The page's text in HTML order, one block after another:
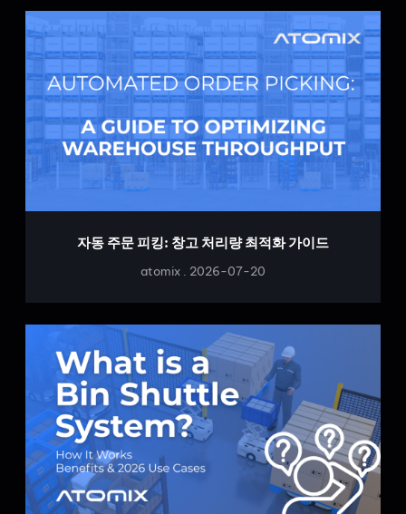
자동 주문 피킹: 창고 처리량 최적화 가이드
atomix 2026-07-20